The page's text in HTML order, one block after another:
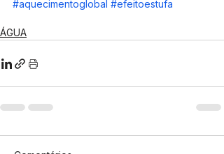
#aquecimentoglobal #efeitoestufa
ÁGUA